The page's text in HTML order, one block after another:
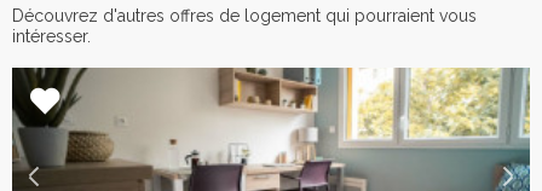
Découvrez d'autres offres de logement qui pourraient vous
intéresser.